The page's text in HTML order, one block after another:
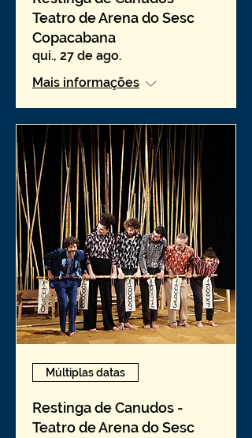
Teatro de Arena do Sesc
Copacabana
qui., 27 de ago.
Mais informações
Múltiplas datas
Restinga de Canudos -
Teatro de Arena do Sesc